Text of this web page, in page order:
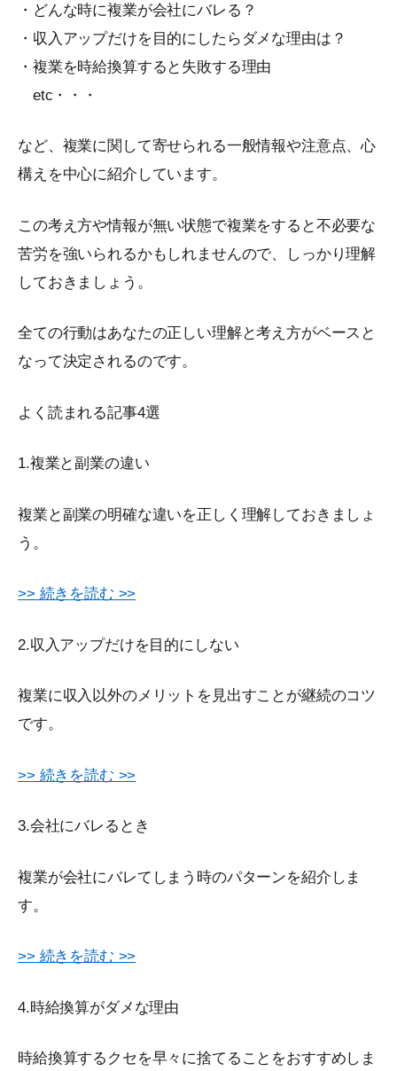
・どんな時に複業が会社にバレる？
・収入アップだけを目的にしたらダメな理由は？
・複業を時給換算すると失敗する理由
etc・・・
など、複業に関して寄せられる一般情報や注意点、心
構えを中心に紹介しています。
この考え方や情報が無い状態で複業をすると不必要な
苦労を強いられるかもしれませんので、しっかり理解
しておきましょう。
全ての行動はあなたの正しい理解と考え方がベースと
なって決定されるのです。
よく読まれる記事4選
1.複業と副業の違い
複業と副業の明確な違いを正しく理解しておきましょ
う。
>> 続きを読む >>
2.収入アップだけを目的にしない
複業に収入以外のメリットを見出すことが継続のコツ
です。
>> 続きを読む >>
3.会社にバレるとき
複業が会社にバレてしまう時のパターンを紹介しま
す。
>> 続きを読む >>
4.時給換算がダメな理由
時給換算するクセを早々に捨てることをおすすめしま